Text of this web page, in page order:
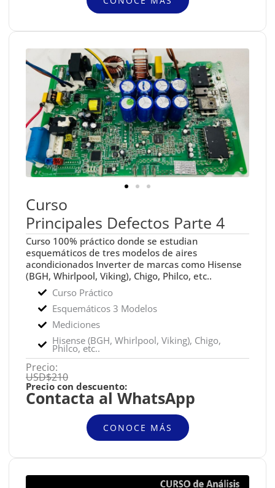
Curso
Principales Defectos Parte 4
Curso 100% práctico donde se estudian
esquemáticos de tres modelos de aires
acondicionados Inverter de marcas como Hisense
(BGH, Whirlpool, Viking), Chigo, Philco, etc..
Curso Práctico
Esquemáticos 3 Modelos
Mediciones
Hisense (BGH, Whirlpool, Viking), Chigo,
Philco, etc..
Precio:
USD$210
Precio con descuento:
Contacta al WhatsApp
CONOCE MÁS